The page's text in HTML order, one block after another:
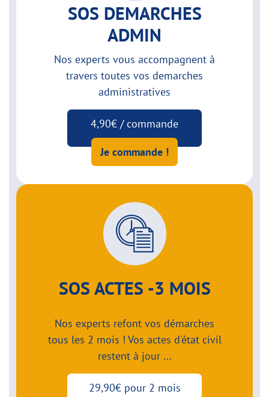
SOS DEMARCHES
ADMIN
Nos experts vous accompagnent à
travers toutes vos demarches
administratives
4,90€ / commande
Je commande !
SOS ACTES -3 MOIS
Nos experts refont vos démarches
tous les 2 mois ! Vos actes d'état civil
restent à jour ...
29,90€ pour 2 mois